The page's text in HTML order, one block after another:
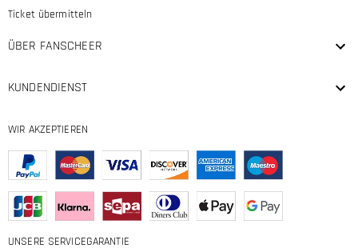
Ticket übermitteln
ÜBER FANSCHEER
KUNDENDIENST
WIR AKZEPTIEREN
UNSERE SERVICEGARANTIE